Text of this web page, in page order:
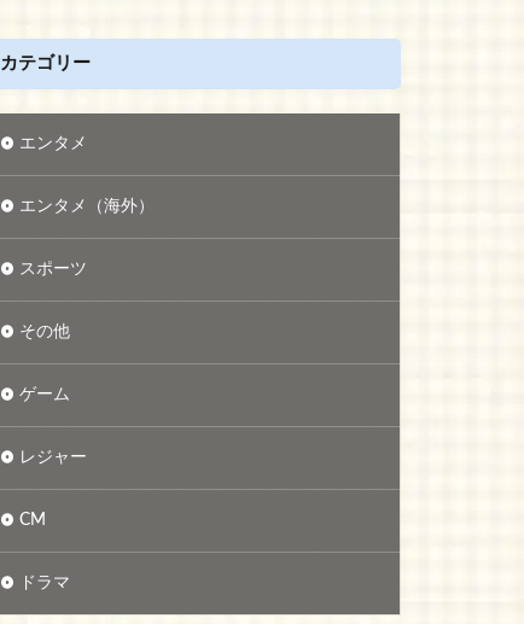
カテゴリー
エンタメ
エンタメ（海外）
スポーツ
その他
ゲーム
レジャー
CM
ドラマ